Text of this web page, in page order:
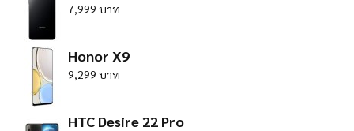
7,999 บาท
Honor X9
9,299 บาท
HTC Desire 22 Pro